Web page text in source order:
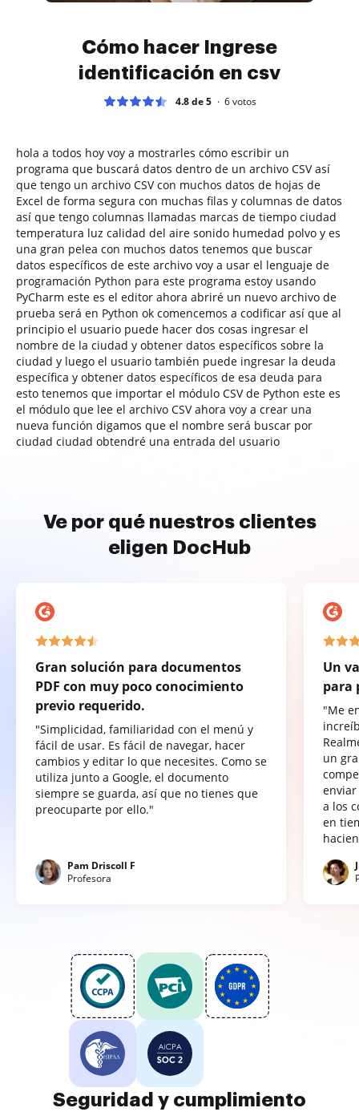
Cómo hacer Ingrese
identificación en csv
4.8 de 5 6votos
hola a todos hoy voy a mostrarles cómo escribir un
programa que buscará datos dentro de un archivo CSV así
que tengo un archivo CSV con muchos datos de hojas de
Excel de forma segura con muchas filas y columnas de datos
así que tengo columnas llamadas marcas de tiempo ciudad
temperatura luz calidad del aire sonido humedad polvo y es
una gran pelea con muchos datos tenemos que buscar
datos específicos de este archivo voy a usar el lenguaje de
programación Python para este programa estoy usando
PyCharm este es el editor ahora abriré un nuevo archivo de
prueba será en Python ok comencemos a codificar así que al
principio el usuario puede hacer dos cosas ingresar el
nombre de la ciudad y obtener datos específicos sobre la
ciudad y luego el usuario también puede ingresar la deuda
específica y obtener datos específicos de esa deuda para
esto tenemos que importar el módulo CSV de Python este es
el módulo que lee el archivo CSV ahora voy a crear una
nueva función digamos que el nombre será buscar por
ciudad ciudad obtendré una entrada del usuario
Ve por qué nuestros clientes
eligen DocHub
Gran solución para documentos
PDF con muy poco conocimiento
previo requerido.
"Simplicidad, familiaridad con el menú y
fácil de usar. Es fácil de navegar, hacer
cambios y editar lo que necesites. Como se
utiliza junto a Google, el documento
siempre se guarda, así que no tienes que
preocuparte por ello."
Pam Driscoll F
Profesora
Un
para
"Me
un
a los
en
Seguridad y cumplimiento